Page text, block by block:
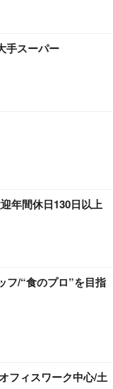
手スーパー
年間休日130日以上
フ/“食のプロ”を目指
フィスワーク中心/土